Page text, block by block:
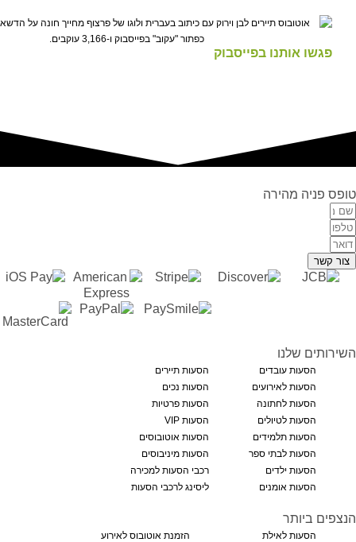
פגשו אותנו בפייסבוק
טופס פניה מהירה
צור קשר
השירותים שלנו
הסעות עובדים
הסעות לאירועים
הסעות לחתונה
הסעות לטיולים
הסעות תלמידים
הסעות לבתי ספר
הסעות ילדים
הסעות אומנים
הסעות תיירים
הסעות נכים
הסעות פרטיות
הסעות VIP
הסעות אוטובוסים
הסעות מיניבוסים
רכבי הסעות למכירה
ליסינג לרכבי הסעות
הנצפים ביותר
הסעות לאילת
הזמנת אוטובוס לאירוע